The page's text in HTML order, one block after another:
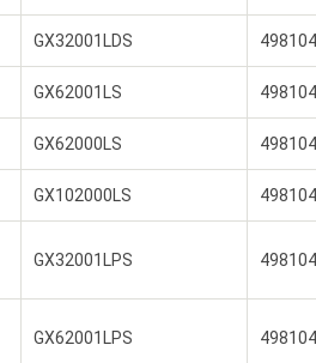
GX32001LDS
GX62001LS
GX62000LS
GX102000LS
GX32001LPS
GX62001LPS